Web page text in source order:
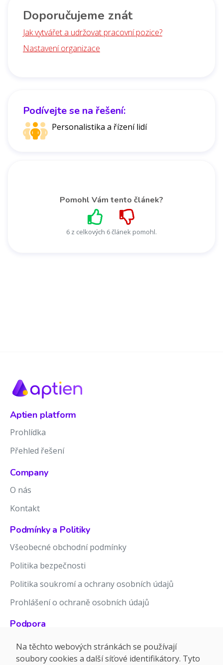
Podívejte se na řešení:
Personalistika a řízení lidí
Pomohl Vám tento článek?
6 z celkových 6 článek pomohl.
Doporučujeme znát
Jak vytvářet a udržovat pracovní pozice?
Nastavení organizace
Aptien platform
Prohlídka
Přehled řešení
Company
O nás
Kontakt
Podmínky a Politiky
Všeobecné obchodní podmínky
Politika bezpečnosti
Politika soukromí a ochrany osobních údajů
Prohlášení o ochraně osobních údajů
Podpora
Znalostní báze
Release notes
Na těchto webových stránkách se používají
soubory cookies a další síťové identifikátory. Tyto